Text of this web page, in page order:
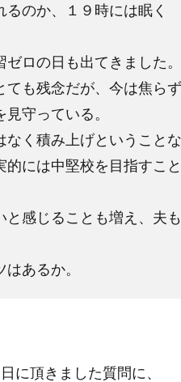
のか、１９時には眠く
ロの日も出てきました。
も残念だが、今は焦ら
守っている。
く積み上げということな
には中堅校を目指すこ
感じることも増え、夫
あるか。
に頂きました質問に、